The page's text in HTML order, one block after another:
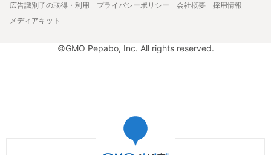
広告識別子の取得・利用
プライバシーポリシー 会社概要
採用情報
メディアキット
©GMO Pepabo, Inc. All rights reserved.